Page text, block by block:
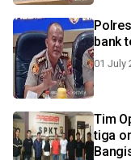
bank
01 July
Tim
tiga